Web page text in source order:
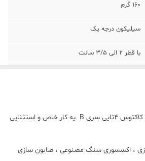
160 گرم
سیلیکون درجه یک
با قطر 2 الی 3/5 سانت
قالب شمع سیلیکونی مدل کاکتوس 4تایی سری B یه کار خاص و استثنایی
، اکسسوری سنگ مصنوعی ، صابون سازی